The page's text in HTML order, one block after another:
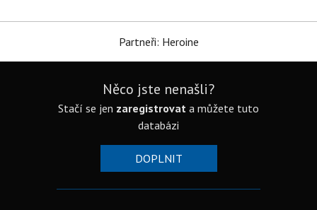
Partneři: Heroine
Něco jste nenašli?
Stačí se jen zaregistrovat a můžete tuto
databázi
DOPLNIT